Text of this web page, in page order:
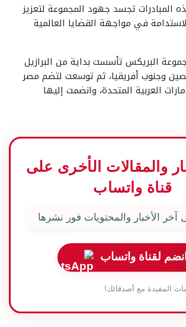
المبادرات تجسد جهود المجموعة لتعزيز
في مواجهة القضايا العالمية
البريكس تأسست بداية من البرازيل
وجنوب أفريقيا، ثم توسعت لتضم مصر
العربية المتحدة، وانضمت إليها
والمقالات الأخرى على
قناة واتساب
الأخبار والمحتويات فور نشرها
انضم لقناة واتساب
المفيدة مع أصدقائك!